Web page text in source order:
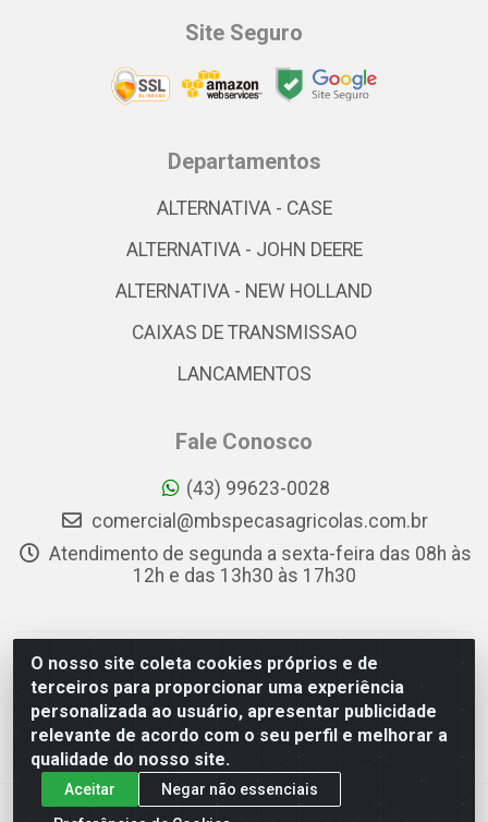
O nosso site coleta cookies próprios e de
terceiros para proporcionar uma experiência
personalizada ao usuário, apresentar publicidade
relevante de acordo com o seu perfil e melhorar a
qualidade do nosso site.
Aceitar
Negar não essenciais
Site Seguro
Departamentos
ALTERNATIVA - CASE
ALTERNATIVA - JOHN DEERE
ALTERNATIVA - NEW HOLLAND
CAIXAS DE TRANSMISSAO
LANCAMENTOS
Fale Conosco
(43) 99623-0028
comercial@mbspecasagricolas.com.br
Atendimento de segunda a sexta-feira das 08h às
12h e das 13h30 às 17h30
MBS PEÇAS AGRÍCOLAS - RUA APARECIDA FIRMO DE
SOUZA, 78 - PQ INDUSTRIAL DAS CONFECÇÕES DANILO
BERTE, APUCARANA/PR - CEP 86.806-502 - CNPJ
34.564.040/0001-88